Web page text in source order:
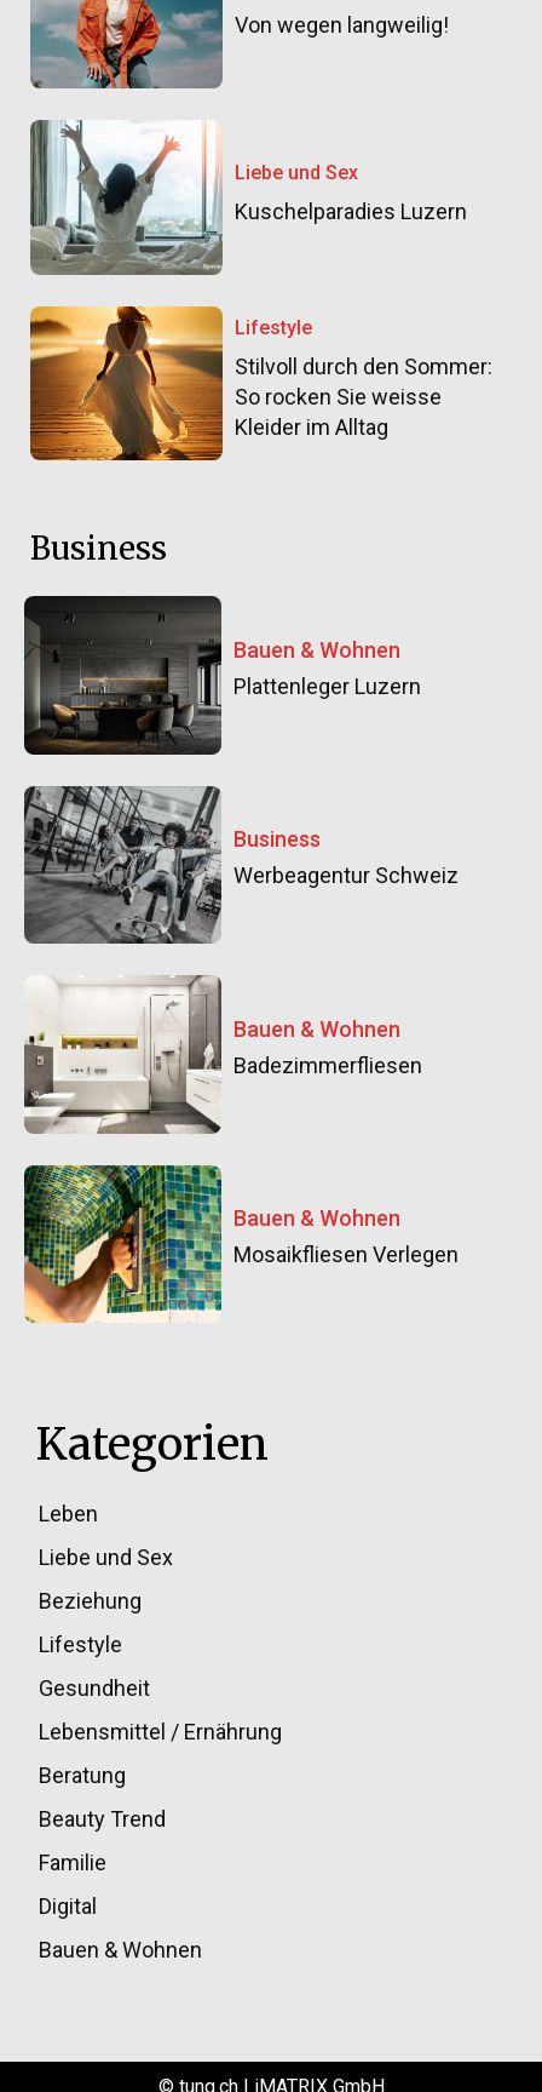
Von wegen langweilig!
Liebe und Sex
Kuschelparadies Luzern
Lifestyle
Stilvoll durch den Sommer:
So rocken Sie weisse
Kleider im Alltag
Business
Bauen & Wohnen
Plattenleger Luzern
Business
Werbeagentur Schweiz
Bauen & Wohnen
Badezimmerfliesen
Bauen & Wohnen
Mosaikfliesen Verlegen
Kategorien
Leben
Liebe und Sex
Beziehung
Lifestyle
Gesundheit
Lebensmittel / Ernährung
Beratung
Beauty Trend
Familie
Digital
Bauen & Wohnen
© tung.ch | iMATRIX GmbH